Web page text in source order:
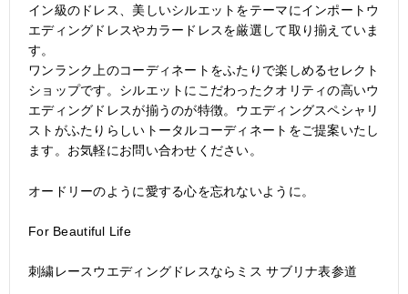
イン級のドレス、美しいシルエットをテーマにインポートウ
エディングドレスやカラードレスを厳選して取り揃えていま
す。
ワンランク上のコーディネートをふたりで楽しめるセレクト
ショップです。シルエットにこだわったクオリティの高いウ
エディングドレスが揃うのが特徴。ウエディングスペシャリ
ストがふたりらしいトータルコーディネートをご提案いたし
ます。お気軽にお問い合わせください。
オードリーのように愛する心を忘れないように。
For Beautiful Life
刺繍レースウエディングドレスならミス サブリナ表参道